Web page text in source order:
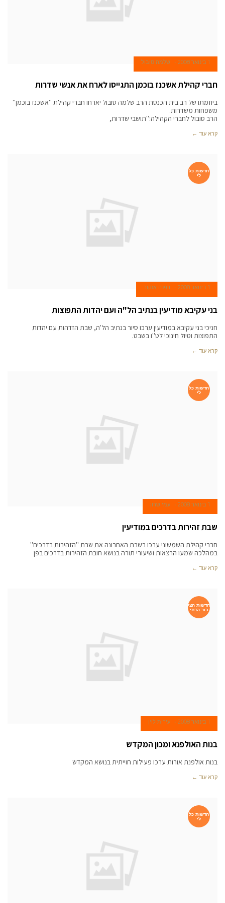
1 בינואר 2008 שלמה סובול
חברי קהילת אשכנז בוכמן התגייסו לארח את אנשי שדרות
ביוזמתו של רב בית הכנסת הרב שלמה סובול יארחו חברי קהילת ''אשכנז בוכמן''
משפחות משדרות.
הרב סובול לחברי הקהילה:''תושבי שדרות,
קרא עוד ←
חדשות כל
לי
1 בינואר 2008 דפנה אנקור
בני עקיבא מודיעין בנתיב הל"ה ועם יהדות התפוצות
חניכי בני עקיבא במודיעין ערכו סיור בנתיב הל'ה, שבת הזדהות עם יהדות
התפוצות וטיול חינוכי לט''ו בשבט.
קרא עוד ←
חדשות כל
לי
1 בינואר 2008 עמי שרון
שבת זהירות בדרכים במודיעין
חברי קהילת השמשוני ערכו בשבת האחרונה את שבת ''הזהירות בדרכים''
במהלכה שמעו הרצאות ושיעורי תורה בנושא חובת הזהירות בדרכים בפן
קרא עוד ←
חדשות הצי
בור הדתי
1 בינואר 2008 עירית לוין
בנות האולפנא ומכון המקדש
בנות אולפנת אורות ערכו פעילות חוייתית בנושא המקדש
קרא עוד ←
חדשות כל
לי